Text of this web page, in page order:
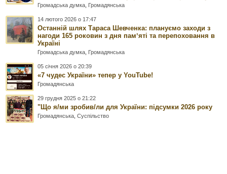
Громадська думка Громадянська
14 лютого 2026 о 17:47
Останній шлях Тараса Шевченка: плануємо заходи з
нагоди 165 роковин з дня памʼяті та перепоховання в
Україні
Громадська думка Громадянська
05 січня 2026 о 20:39
«7 чудес України» тепер у YouTube!
Громадянська
29 грудня 2025 о 21:22
"Що я/ми зробив/ли для України: підсумки 2026 року
Громадянська ,Суспільство